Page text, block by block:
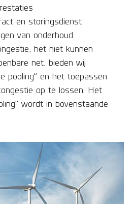
en storingsdienst
van onderhoud
het niet kunnen
net, bieden wij
pooling” en het toepassen
op te lossen. Het
wordt in bovenstaande